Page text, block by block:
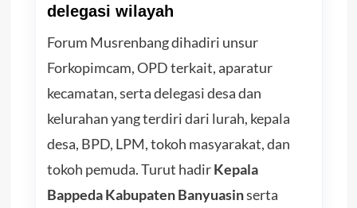
delegasi wilayah
Forum Musrenbang dihadiri unsur
Forkopimcam, OPD terkait, aparatur
kecamatan, serta delegasi desa dan
kelurahan yang terdiri dari lurah, kepala
desa, BPD, LPM, tokoh masyarakat, dan
tokoh pemuda. Turut hadirKepala
Bappeda Kabupaten Banyuasinserta